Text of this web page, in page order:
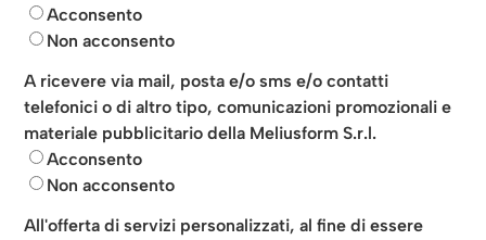
Acconsento
Non acconsento
A ricevere via mail, posta e/o sms e/o contatti
telefonici o di altro tipo, comunicazioni promozionali e
materiale pubblicitario della Meliusform S.r.l.
Acconsento
Non acconsento
All'offerta di servizi personalizzati, al fine di essere